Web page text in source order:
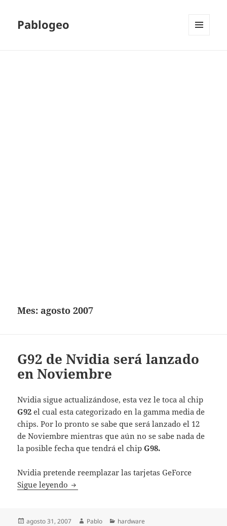
Pablogeo
Mes: agosto 2007
G92 de Nvidia será lanzado
en Noviembre
Nvidia sigue actualizándose, esta vez le toca al chip
G92 el cual esta categorizado en la gamma media de
chips. Por lo pronto se sabe que será lanzado el 12
de Noviembre mientras que aún no se sabe nada de
la posible fecha que tendrá el chipG98.
Nvidia pretende reemplazar las tarjetas GeForce
Sigue leyendo G92 de Nvidia será lanzado en Noviembre
Publicado
agosto 31, 2007 Autor
Pablo Categorías
hardware